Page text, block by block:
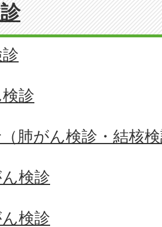
診
肺がん検診・結核
検診
検診